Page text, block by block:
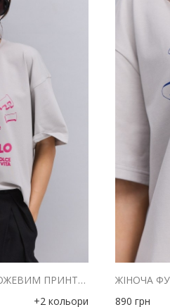
ЖІНОЧА ФУТБОЛКА СІРА З РОЖЕВИМ ПРИНТОМ AMALFI LIMONCELLO
+2 кольори
890 грн